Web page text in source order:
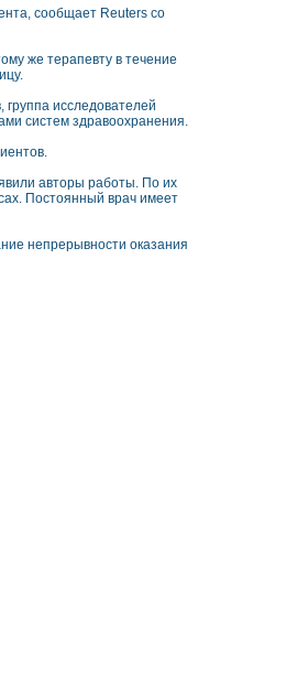
сообщает Reuters со
же терапевту в течение
исследователей
систем здравоохранения.
авторы работы. По их
Постоянный врач имеет
непрерывности оказания